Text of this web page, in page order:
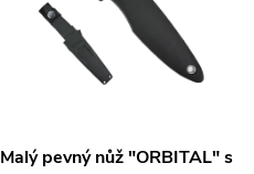
Malý pevný nůž "ORBITAL" s